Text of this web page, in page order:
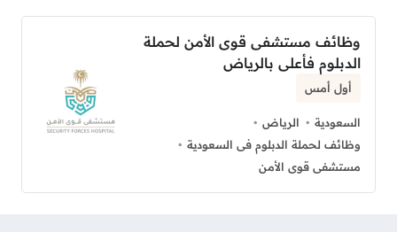
وظائف مستشفى قوى الأمن لحملة
الدبلوم فأعلى بالرياض
أول أمس
السعودية
الرياض
وظائف لحملة الدبلوم فى السعودية
مستشفى قوى الأمن